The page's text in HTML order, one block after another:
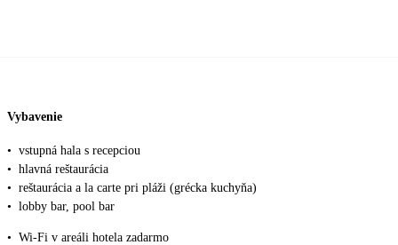
Vybavenie
• vstupná hala s recepciou
• hlavná reštaurácia
• reštaurácia a la carte pri pláži (grécka kuchyňa)
• lobby bar, pool bar
• Wi-Fi v areáli hotela zadarmo